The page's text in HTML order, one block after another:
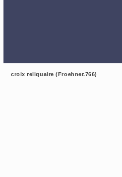
croix reliquaire (Froehner.766)